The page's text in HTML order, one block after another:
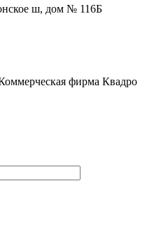
ш, дом № 116Б
фирма Квадро